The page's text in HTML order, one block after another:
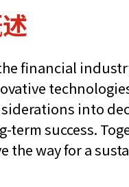
financial
into
term success.
the way for a